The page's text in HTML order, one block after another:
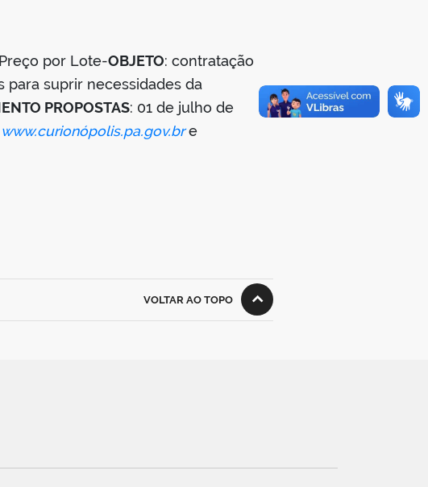
por Lote-OBJETO: contratação
para suprir necessidades da
PROPOSTAS: 01 de julho de
www.curionópolis.pa.gov.bre
VOLTAR AO TOPO